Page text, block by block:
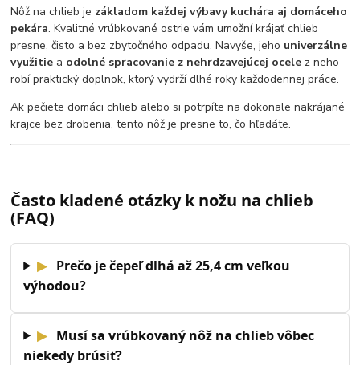
Nôž na chlieb je základom každej výbavy kuchára aj domáceho
pekára. Kvalitné vrúbkované ostrie vám umožní krájať chlieb
presne, čisto a bez zbytočného odpadu. Navyše, jeho univerzálne
využitie a odolné spracovanie z nehrdzavejúcej ocele z neho
robí praktický doplnok, ktorý vydrží dlhé roky každodennej práce.
Ak pečiete domáci chlieb alebo si potrpíte na dokonale nakrájané
krajce bez drobenia, tento nôž je presne to, čo hľadáte.
Často kladené otázky k nožu na chlieb
(FAQ)
▶ Prečo je čepeľ dlhá až 25,4 cm veľkou
výhodou?
▶ Musí sa vrúbkovaný nôž na chlieb vôbec
niekedy brúsiť?